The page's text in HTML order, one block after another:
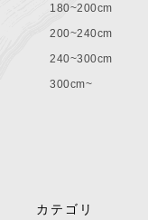
180~200cm
200~240cm
240~300cm
300cm~
カテゴリ